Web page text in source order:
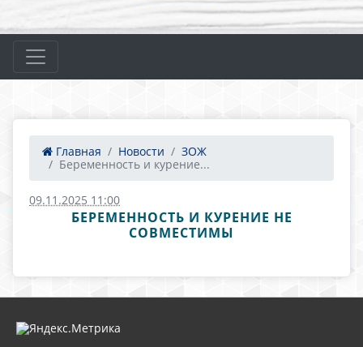
Главная Новости
ЗОЖ
Беременность и курение...
09.11.2025 11:00
БЕРЕМЕННОСТЬ И КУРЕНИЕ НЕ
СОВМЕСТИМЫ